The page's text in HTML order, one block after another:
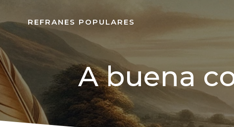
REFRANES POPULARES
A buena